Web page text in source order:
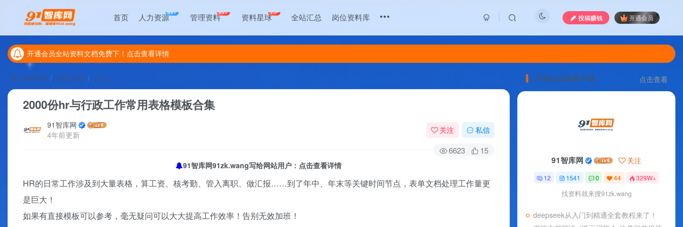
首页 人力资源99+ 管理资料99+ 资料星球VIP 全站汇总 岗位资料库 投稿赚钱 开通会员
开通会员全站资料文档免费下！点击查看详情
开通会员全站资料文档免费下！点击查看详情
开通会员全站资料文档免费下！点击查看详情
91智库网 资料合集 正文
2000份hr与行政工作常用表格模板合集
91智库网
4年前更新
关注 私信
6623 15
91智库网91zk.wang写给网站用户：点击查看详情
HR的日常工作涉及到大量表格，算工资、核考勤、管入离职、做汇报……到了年中、年末等关键时间节点，表单文档处理工作量更
是巨大！
如果有直接模板可以参考，毫无疑问可以大大提高工作效率！告别无效加班！
开通会员免费下载 点击查看
91智库网 关注
12 1541 0 44 329W+
找资料就来搜91zk.wang
deepseek从入门到精通全套教程来了！